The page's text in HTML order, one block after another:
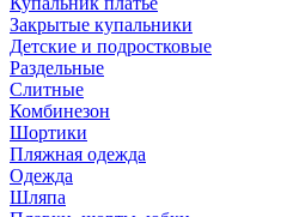
Закрытые купальники
Детские и подростковые
Раздельные
Слитные
Комбинезон
Шортики
Пляжная одежда
Одежда
Шляпа